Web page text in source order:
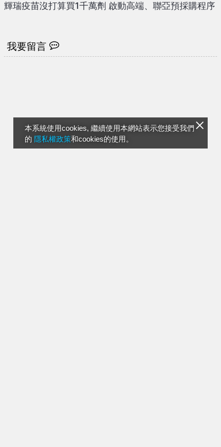
本系統使用cookies, 繼續使用本網站表示您接受我們
的 隱私權政策和cookies的使用。
輝瑞疫苗沒打算買1千萬劑 啟動高端、聯亞預採購程序
我要留言